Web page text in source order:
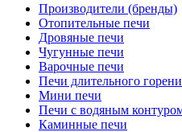
Производители (бренды)
Отопительные печи
Дровяные печи
Чугунные печи
Варочные печи
Печи длительного
Мини печи
Печи с водяным
Каминные печи